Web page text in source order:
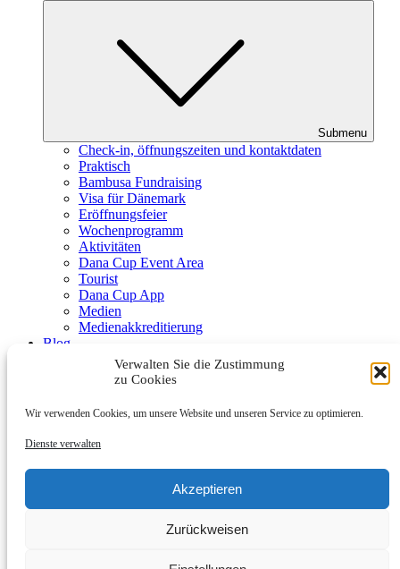
Verwalten Sie die Zustimmung
zu Cookies
Wir verwenden Cookies, um unsere Website und unseren Service zu optimieren.
Dienste verwalten
Akzeptieren
Zurückweisen
Submenu
Check-in, öffnungszeiten und kontaktdaten
Praktisch
Bambusa Fundraising
Visa für Dänemark
Eröffnungsfeier
Wochenprogramm
Aktivitäten
Dana Cup Event Area
Tourist
Dana Cup App
Medien
Medienakkreditierung
Blog
Schiedsrichter